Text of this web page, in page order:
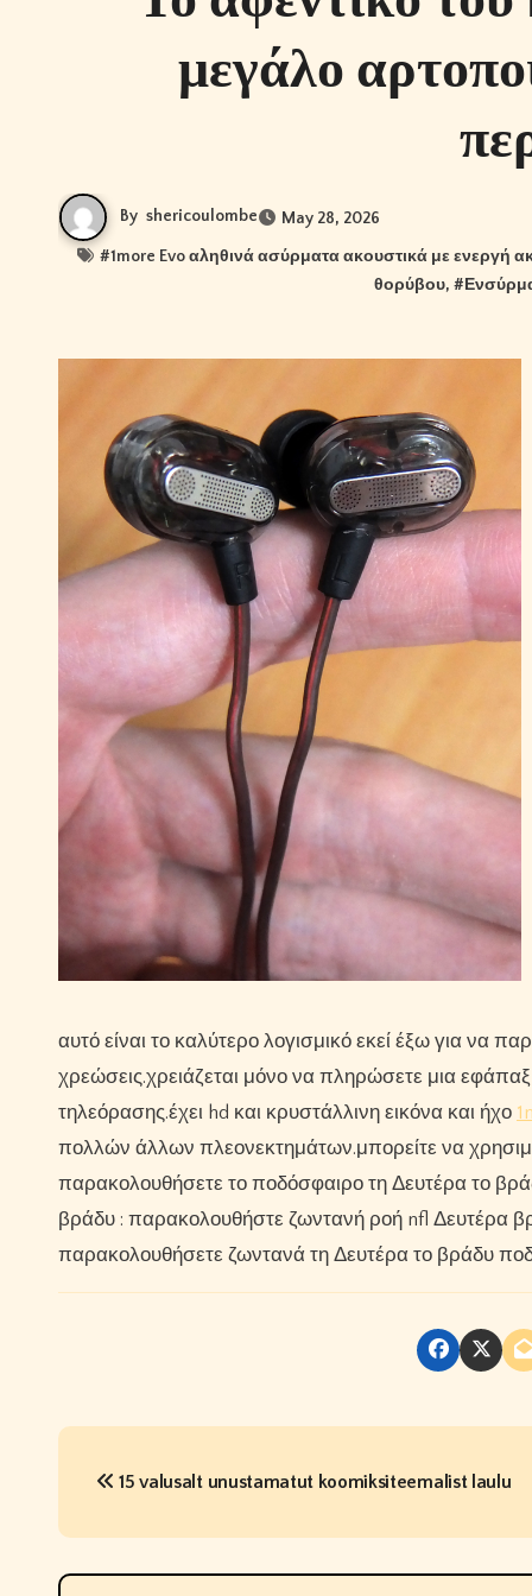
μεγάλο
By shericoulombe May 28, 2026
#1more Evo αληθινά ασύρματα ακουστικά με ενεργή
θορύβου, #
αυτό είναι το καλύτερο λογισμικό εκεί έξω για να
χρεώσεις.χρειάζεται μόνο να πληρώσετε μια
τηλεόρασης.έχει hd και κρυστάλλινη εικόνα και ήχο
πολλών άλλων πλεονεκτημάτων.μπορείτε να
παρακολουθήσετε το ποδόσφαιρο τη Δευτέρα το
βράδυ : παρακολουθήστε ζωντανή ροή nfl Δευτέρα
παρακολουθήσετε ζωντανά τη Δευτέρα το βράδυ
P
s
15 valusalt unustamatut koomiksiteemalist laulu